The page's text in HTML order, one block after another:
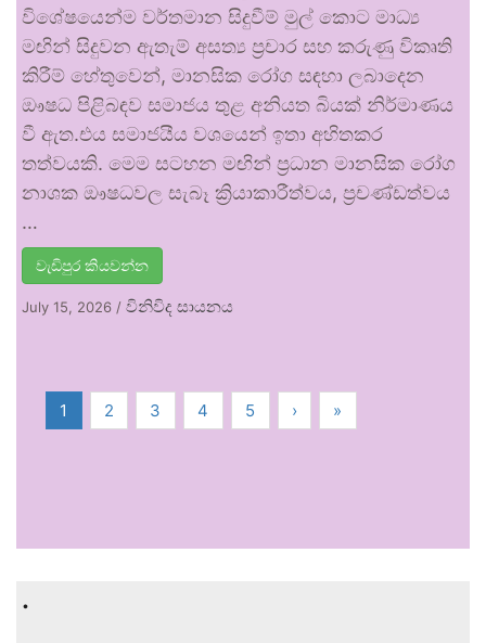
විශේෂයෙන්ම වර්තමාන සිදුවීම් මුල් කොට මාධ්‍ය
මඟින් සිදුවන ඇතැම් අසත්‍ය ප්‍රචාර සහ කරුණු විකෘති
කිරීම් හේතුවෙන්, මානසික රෝග සඳහා ලබාදෙන
ඖෂධ පිළිබඳව සමාජය තුළ අනියත බියක් නිර්මාණය
වී ඇත.එය සමාජයීය වශයෙන් ඉතා අහිතකර
තත්වයකි. මෙම සටහන මඟින් ප්‍රධාන මානසික රෝග
නාශක ඖෂධවල සැබෑ ක්‍රියාකාරීත්වය, ප්‍රචණ්ඩත්වය
…
වැඩිපුර කියවන්න
July 15, 2026 / විනිවිද සායනය
1 2 3 4 5 › »
.